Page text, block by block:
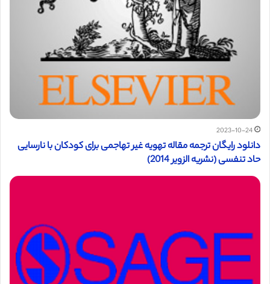
2023-10-24
دانلود رایگان ترجمه مقاله تهویه غیر تهاجمی برای کودکان با نارسایی
حاد تنفسی (نشریه الزویر 2014)